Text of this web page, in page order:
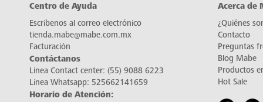
Centro de Ayuda
Escríbenos al correo electrónico
tienda.mabe@mabe.com.mx
Facturación
Contáctanos
Línea Contact center: (55) 9088 6223
Línea Whatsapp: 525662141659
Horario de Atención:
Acerca de
¿Quiénes
Contacto
Preguntas
Blog Mabe
Productos
Hot Sale